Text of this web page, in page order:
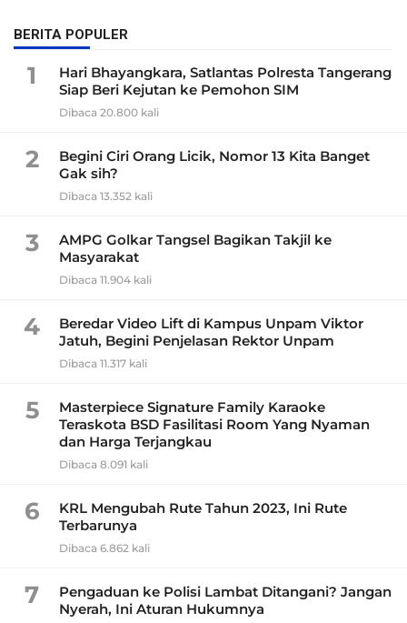
BERITA POPULER
1
Hari Bhayangkara, Satlantas Polresta Tangerang
Siap Beri Kejutan ke Pemohon SIM
Dibaca 20.800 kali
2
Begini Ciri Orang Licik, Nomor 13 Kita Banget
Gak sih?
Dibaca 13.352 kali
3
AMPG Golkar Tangsel Bagikan Takjil ke
Masyarakat
Dibaca 11.904 kali
4
Beredar Video Lift di Kampus Unpam Viktor
Jatuh, Begini Penjelasan Rektor Unpam
Dibaca 11.317 kali
5
Masterpiece Signature Family Karaoke
Teraskota BSD Fasilitasi Room Yang Nyaman
dan Harga Terjangkau
Dibaca 8.091 kali
6
KRL Mengubah Rute Tahun 2023, Ini Rute
Terbarunya
Dibaca 6.862 kali
7
Pengaduan ke Polisi Lambat Ditangani? Jangan
Nyerah, Ini Aturan Hukumnya